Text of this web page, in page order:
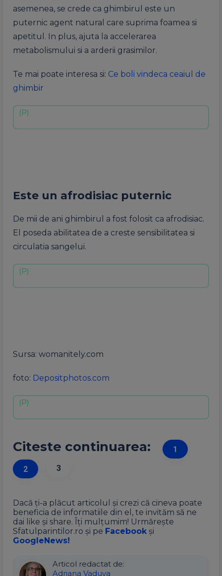
asemenea, se crede ca ghimbirul este un
puternic agent natural care suprima foamea si
apetitul. In plus, ajuta la accelerarea
metabolismului si a arderii grasimilor.
Te mai poate interesa si: Ce boli vindeca ceaiul de
ghimbir
Este un afrodisiac puternic
De mii de ani ghimbirul a fost folosit ca afrodisiac.
El poseda abilitatea de a creste sensibilitatea si
circulatia sangelui.
Sursa: womanitely.com
foto: Depositphotos.com
Citeste continuarea: 1
2 3
Dacă ți-a plăcut articolul și crezi că cineva poate
beneficia de informatiile din el, te invităm să ne
dai like și share. Îți mulțumim! Urmărește
Sfatulparintilor.ro și pe Facebook și
GoogleNews!
Articol redactat de:
Adriana Vaduva